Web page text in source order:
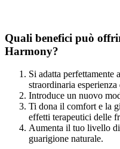
Quali benefici può
Harmony?
Si adatta perfettamente
straordinaria
Introduce un nuovo
Ti dona il comfort e la
effetti terapeutici delle
Aumenta il tuo livello
guarigione naturale.